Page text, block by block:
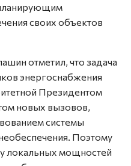
своих объектов
отметил, что задача
энергоснабжения
Президентом
новых вызовов,
системы
Поэтому
локальных мощностей